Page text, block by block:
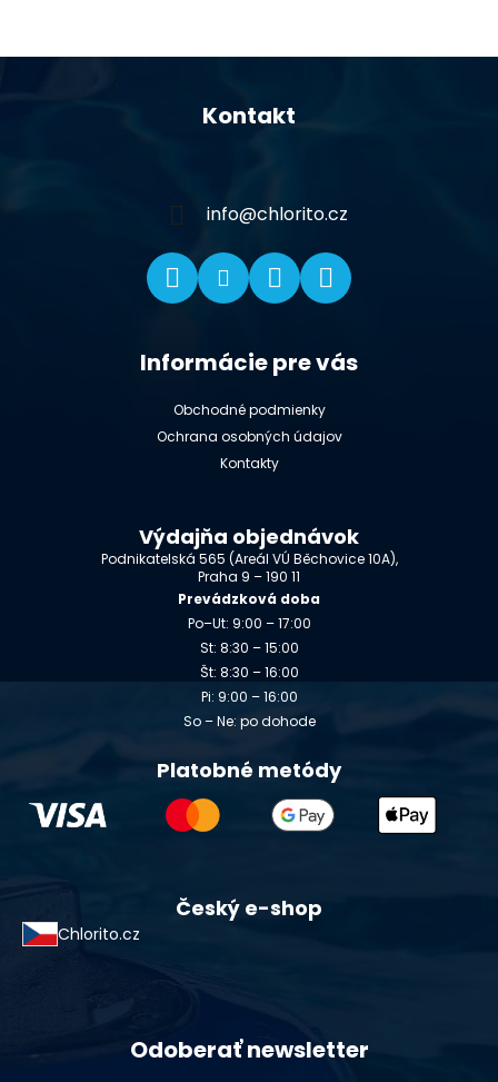
Z
Kontakt
info@chlorito.cz
Informácie pre vás
Obchodné podmienky
Ochrana osobných údajov
Kontakty
Výdajňa objednávok
Podnikatelská 565 (Areál VÚ Běchovice 10A),
Praha 9 – 190 11
Prevádzková doba
Po–Ut: 9:00 – 17:00
St: 8:30 – 15:00
Št: 8:30 – 16:00
Pi: 9:00 – 16:00
So – Ne: po dohode
Platobné metódy
Český e-shop
Chlorito.cz
Odoberať newsletter